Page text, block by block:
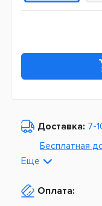
Доставка: 7-
Бесплатная
Из Европы от
Еще
Оплата: